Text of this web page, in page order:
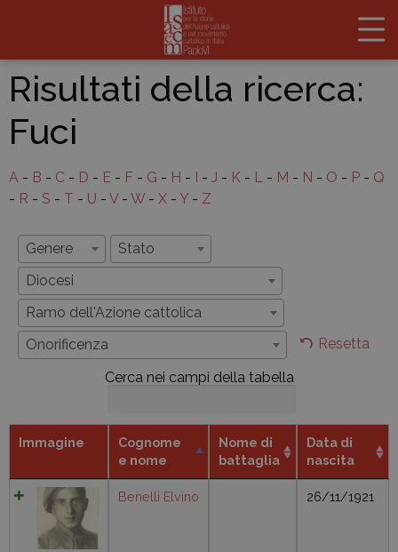
Risultati della ricerca:
Fuci
A - B - C - D - E - F - G - H - - J - K - L - M - N - O - P - Q
- R - S - T - U - V - W - X - Y - Z
Genere
Stato
Diocesi
Ramo dell'Azione cattolica
Onorificenza
Resetta
Cerca nei campi della tabella
Immagine
Cognome
e nome
Nome di
battaglia
Data di
nascita
Benelli Elvino 26/11/1921